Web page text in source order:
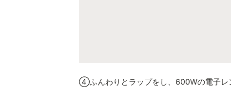
④ふんわりとラップをし、600Wの電子レ